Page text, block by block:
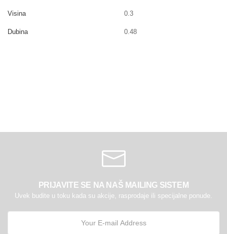
Visina 0.3
Dubina 0.48
PRIJAVITE SE NA NAŠ MAILING SISTEM
Uvek budite u toku kada su akcije, rasprodaje ili specijalne ponude.